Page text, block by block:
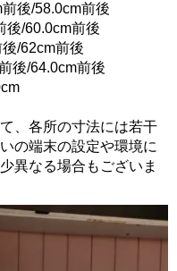
後/58.0cm前後
後/60.0cm前後
/62cm前後
後/64.0cm前後
、各所の寸法には若干
の端末の設定や環境に
異なる場合もございま